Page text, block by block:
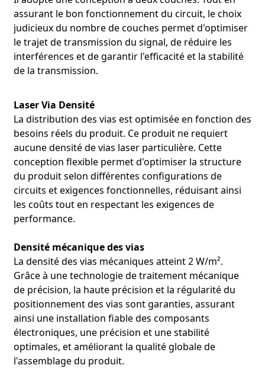
assurant le bon fonctionnement du circuit, le choix
judicieux du nombre de couches permet d'optimiser
le trajet de transmission du signal, de réduire les
interférences et de garantir l'efficacité et la stabilité
de la transmission.
Laser Via Densité
La distribution des vias est optimisée en fonction des
besoins réels du produit. Ce produit ne requiert
aucune densité de vias laser particulière. Cette
conception flexible permet d'optimiser la structure
du produit selon différentes configurations de
circuits et exigences fonctionnelles, réduisant ainsi
les coûts tout en respectant les exigences de
performance.
Densité mécanique des vias
La densité des vias mécaniques atteint 2 W/m².
Grâce à une technologie de traitement mécanique
de précision, la haute précision et la régularité du
positionnement des vias sont garanties, assurant
ainsi une installation fiable des composants
électroniques, une précision et une stabilité
optimales, et améliorant la qualité globale de
l'assemblage du produit.
structure spatiale complexe interne du dispositif,
permettant ainsi une conception compacte. Parallèlement,
ses excellentes performances d'isolation et sa capacité à
résister aux interférences garantissent la précision de
l'acquisition du signal électrocardiographique, fournissant
ainsi des données fiables pour le diagnostic médical. Ce
médecins et des patients.
Dans le domaine de l'électronique automobile, et plus
précisément pour les systèmes d'assistance à la conduite
autonome, les circuits imprimés flexibles (FPC) doivent
fonctionner de manière stable dans des environnements
difficiles, tels que les hautes températures et les vibrations.
Notre produit utilise des matériaux haute température de
Panasonic et a subi avec succès des tests
environnementaux rigoureux. Par exemple, dans le module
de capteurs de conduite autonome d'une certaine marque
automobile, l'utilisation de notre circuit imprimé flexible
FPC permet un fonctionnement stable du système dans
diverses conditions routières, avec une transmission
précise des données des capteurs. Ceci améliore
considérablement la fiabilité du système de conduite
autonome et garantit la sécurité du conducteur.
● Stimulateur cardiaque